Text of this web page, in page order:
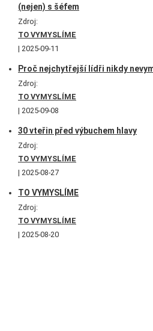
(nejen) s šéfem
Zdroj:
TO VYMYSLÍME
2025-09-11
Proč nejchytřejší lídři nikdy
Zdroj:
TO VYMYSLÍME
2025-09-08
30 vteřin před výbuchem hlavy
Zdroj:
TO VYMYSLÍME
2025-08-27
TO VYMYSLÍME
Zdroj:
TO VYMYSLÍME
2025-08-20